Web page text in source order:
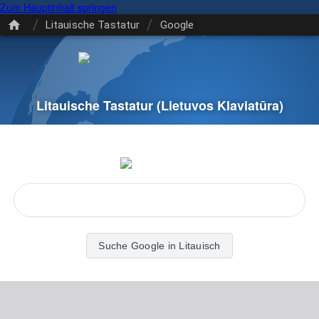
Zum Hauptinhalt springen
/ Litauische Tastatur / Google
Litauische Tastatur(Lietuvos Klaviatūra)
Suche Google in Litauisch